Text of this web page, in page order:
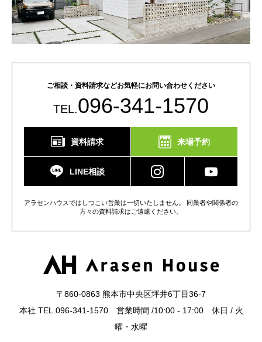
ご相談・資料請求などお気軽にお問い合わせください
TEL.096-341-1570
資料請求 来場予約
LINE相談
アラセンハウスではしつこい営業は一切いたしません。 同業者や関係者の
方々の資料請求はご遠慮ください。
〒860-0863 熊本市中央区坪井6丁目36-7
本社 TEL.096-341-1570 営業時間 /10:00 - 17:00 休日 / 火
曜・水曜